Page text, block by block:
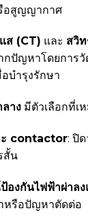
อสูญญากาศ
ส (CT) และ สวิ
กปัญหาโดยการวั
บำรุงรักษา
างมีตัวเลือกที่เ
contactor: ปิ
สั้น
องกันไฟฟ้าผ่าลง
หรือปัญหาตัดต่อ